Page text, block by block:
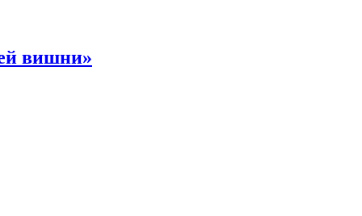
вишни»